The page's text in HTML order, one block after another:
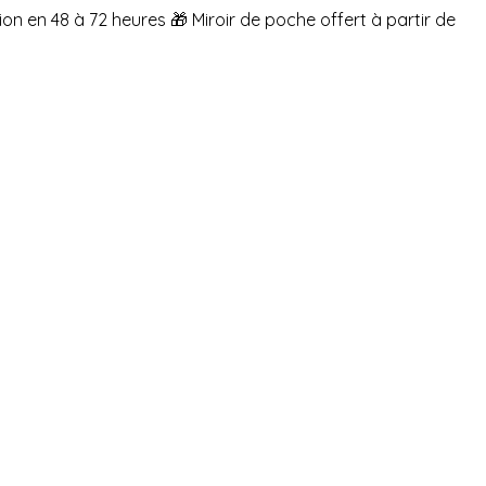
en 48 à 72 heures 🎁 Miroir de poche offert à partir de